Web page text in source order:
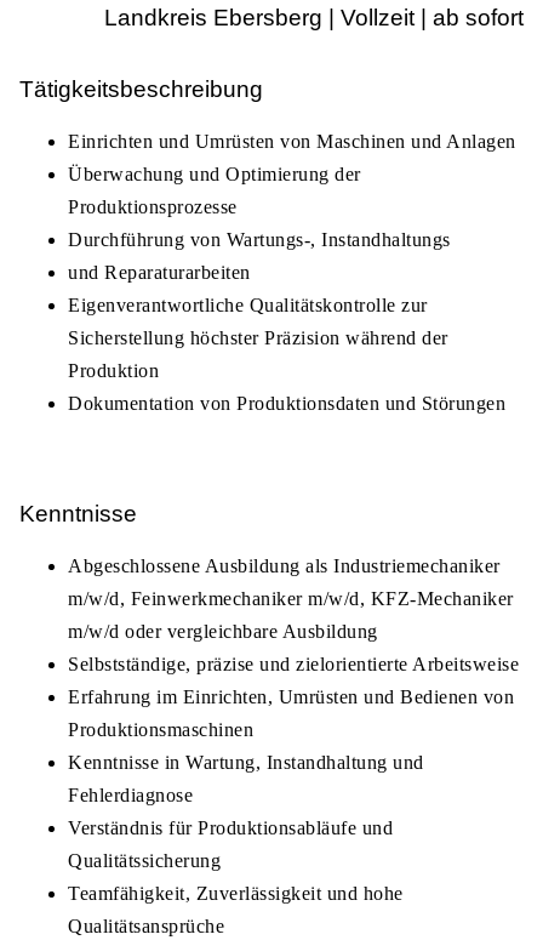
Landkreis Ebersberg | Vollzeit | ab sofort
Tätigkeitsbeschreibung
Einrichten und Umrüsten von Maschinen und Anlagen
Überwachung und Optimierung der
Produktionsprozesse
Durchführung von Wartungs-, Instandhaltungs
und Reparaturarbeiten
Eigenverantwortliche Qualitätskontrolle zur
Sicherstellung höchster Präzision während der
Produktion
Dokumentation von Produktionsdaten und Störungen
Kenntnisse
Abgeschlossene Ausbildung als Industriemechaniker
m/w/d, Feinwerkmechaniker m/w/d, KFZ-Mechaniker
m/w/d oder vergleichbare Ausbildung
Selbstständige, präzise und zielorientierte Arbeitsweise
Erfahrung im Einrichten, Umrüsten und Bedienen von
Produktionsmaschinen
Kenntnisse in Wartung, Instandhaltung und
Fehlerdiagnose
Verständnis für Produktionsabläufe und
Qualitätssicherung
Teamfähigkeit, Zuverlässigkeit und hohe
Qualitätsansprüche